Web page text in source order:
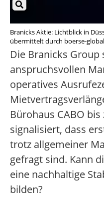
Branicks Aktie: Lichtblick in
übermittelt durch boerse-
Die Branicks Group
anspruchsvollen
operatives
Bürohaus CABO bis
signalisiert, dass
trotz allgemeiner
gefragt sind. Kann
eine nachhaltige
bilden?